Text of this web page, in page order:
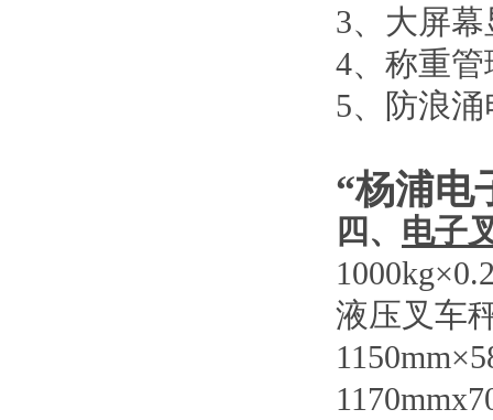
3、大屏
4、称重
5、防浪
“杨浦电
四、 电子
液压叉车